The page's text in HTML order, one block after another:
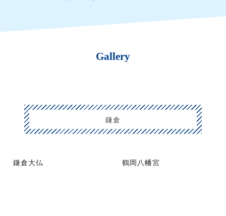
Gallery
鎌倉
鎌倉大仏 鶴岡八幡宮